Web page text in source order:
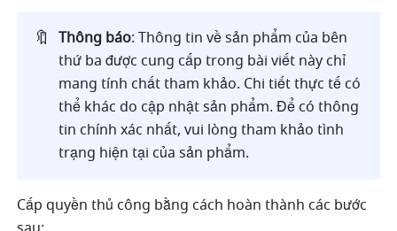
🔖 Thông báo: Thông tin về sản phẩm của bên
thứ ba được cung cấp trong bài viết này chỉ
mang tính chất tham khảo. Chi tiết thực tế có
thể khác do cập nhật sản phẩm. Để có thông
tin chính xác nhất, vui lòng tham khảo tình
trạng hiện tại của sản phẩm.
Cấp quyền thủ công bằng cách hoàn thành các bước